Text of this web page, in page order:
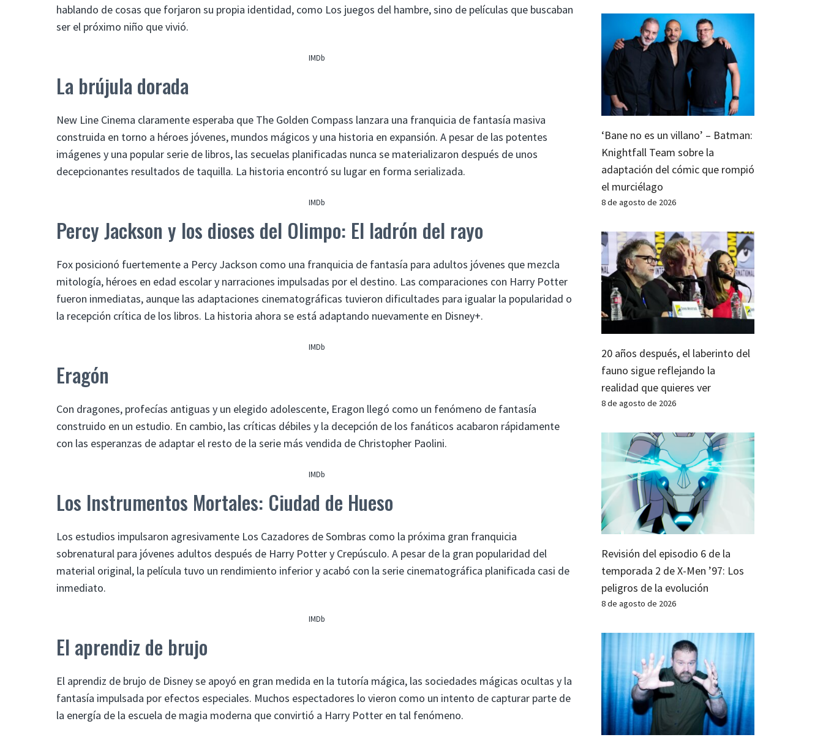
hablando de cosas que forjaron su propia identidad, como Los juegos del hambre, sino de películas que buscaban
ser el próximo niño que vivió.
IMDb
La brújula dorada
New Line Cinema claramente esperaba que The Golden Compass lanzara una franquicia de fantasía masiva
construida en torno a héroes jóvenes, mundos mágicos y una historia en expansión. A pesar de las potentes
imágenes y una popular serie de libros, las secuelas planificadas nunca se materializaron después de unos
decepcionantes resultados de taquilla. La historia encontró su lugar en forma serializada.
IMDb
Percy Jackson y los dioses del Olimpo: El ladrón del rayo
Fox posicionó fuertemente a Percy Jackson como una franquicia de fantasía para adultos jóvenes que mezcla
mitología, héroes en edad escolar y narraciones impulsadas por el destino. Las comparaciones con Harry Potter
fueron inmediatas, aunque las adaptaciones cinematográficas tuvieron dificultades para igualar la popularidad o
la recepción crítica de los libros. La historia ahora se está adaptando nuevamente en Disney+.
IMDb
Eragón
Con dragones, profecías antiguas y un elegido adolescente, Eragon llegó como un fenómeno de fantasía
construido en un estudio. En cambio, las críticas débiles y la decepción de los fanáticos acabaron rápidamente
con las esperanzas de adaptar el resto de la serie más vendida de Christopher Paolini.
IMDb
Los Instrumentos Mortales: Ciudad de Hueso
Los estudios impulsaron agresivamente Los Cazadores de Sombras como la próxima gran franquicia
sobrenatural para jóvenes adultos después de Harry Potter y Crepúsculo. A pesar de la gran popularidad del
material original, la película tuvo un rendimiento inferior y acabó con la serie cinematográfica planificada casi de
inmediato.
IMDb
El aprendiz de brujo
El aprendiz de brujo de Disney se apoyó en gran medida en la tutoría mágica, las sociedades mágicas ocultas y la
fantasía impulsada por efectos especiales. Muchos espectadores lo vieron como un intento de capturar parte de
la energía de la escuela de magia moderna que convirtió a Harry Potter en tal fenómeno.
‘Bane no es un villano’ – Batman:
Knightfall Team sobre la
adaptación del cómic que rompió
el murciélago
8 de agosto de 2026
20 años después, el laberinto del
fauno sigue reflejando la
realidad que quieres ver
8 de agosto de 2026
Revisión del episodio 6 de la
temporada 2 de X-Men ’97: Los
peligros de la evolución
8 de agosto de 2026